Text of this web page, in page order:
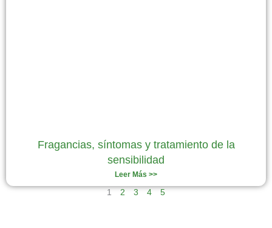
Fragancias, síntomas y tratamiento de la
sensibilidad
Leer Más >>
1 2 3 4 5